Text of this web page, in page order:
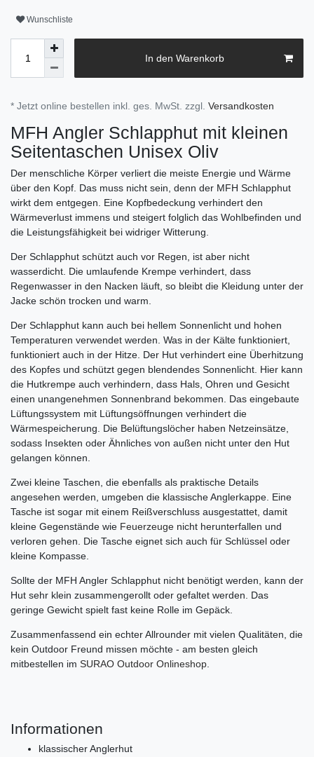
Wunschliste
In den Warenkorb
* Jetzt online bestellen inkl. ges. MwSt. zzgl. Versandkosten
MFH Angler Schlapphut mit kleinen
Seitentaschen Unisex Oliv
Der menschliche Körper verliert die meiste Energie und Wärme
über den Kopf. Das muss nicht sein, denn der MFH Schlapphut
wirkt dem entgegen. Eine Kopfbedeckung verhindert den
Wärmeverlust immens und steigert folglich das Wohlbefinden und
die Leistungsfähigkeit bei widriger Witterung.
Der Schlapphut schützt auch vor Regen, ist aber nicht
wasserdicht. Die umlaufende Krempe verhindert, dass
Regenwasser in den Nacken läuft, so bleibt die Kleidung unter der
Jacke schön trocken und warm.
Der Schlapphut kann auch bei hellem Sonnenlicht und hohen
Temperaturen verwendet werden. Was in der Kälte funktioniert,
funktioniert auch in der Hitze. Der Hut verhindert eine Überhitzung
des Kopfes und schützt gegen blendendes Sonnenlicht. Hier kann
die Hutkrempe auch verhindern, dass Hals, Ohren und Gesicht
einen unangenehmen Sonnenbrand bekommen. Das eingebaute
Lüftungssystem mit Lüftungsöffnungen verhindert die
Wärmespeicherung. Die Belüftungslöcher haben Netzeinsätze,
sodass Insekten oder Ähnliches von außen nicht unter den Hut
gelangen können.
Zwei kleine Taschen, die ebenfalls als praktische Details
angesehen werden, umgeben die klassische Anglerkappe. Eine
Tasche ist sogar mit einem Reißverschluss ausgestattet, damit
kleine Gegenstände wie Feuerzeuge nicht herunterfallen und
verloren gehen. Die Tasche eignet sich auch für Schlüssel oder
kleine Kompasse.
Sollte der MFH Angler Schlapphut nicht benötigt werden, kann der
Hut sehr klein zusammengerollt oder gefaltet werden. Das
geringe Gewicht spielt fast keine Rolle im Gepäck.
Zusammenfassend ein echter Allrounder mit vielen Qualitäten, die
kein Outdoor Freund missen möchte - am besten gleich
mitbestellen im SURAO Outdoor Onlineshop
Informationen
klassischer Anglerhut